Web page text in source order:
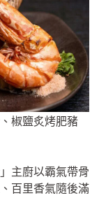
椒鹽炙烤肥豬
主廚以霸氣帶骨
百里香氣隨後滿